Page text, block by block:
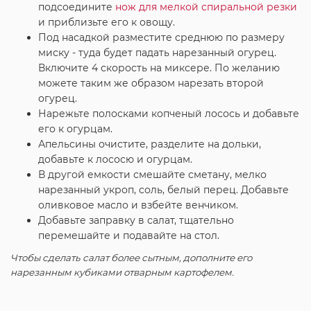
подсоедините нож для мелкой спиральной резки
и приблизьте его к овощу.
Под насадкой разместите среднюю по размеру
миску - туда будет падать нарезанный огурец.
Включите 4 скорость на миксере. По желанию
можете таким же образом нарезать второй
огурец.
Нарежьте полосками копченый лосось и добавьте
его к огурцам.
Апельсины очистите, разделите на дольки,
добавьте к лососю и огурцам.
В другой емкости смешайте сметану, мелко
нарезанный укроп, соль, белый перец. Добавьте
оливковое масло и взбейте венчиком.
Добавьте заправку в салат, тщательно
перемешайте и подавайте на стол.
Чтобы сделать салат более сытным, дополните его
нарезанным кубиками отварным картофелем.